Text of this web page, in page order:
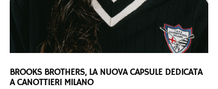
BROOKS BROTHERS, LA NUOVA CAPSULE DEDICATA
A CANOTTIERI MILANO